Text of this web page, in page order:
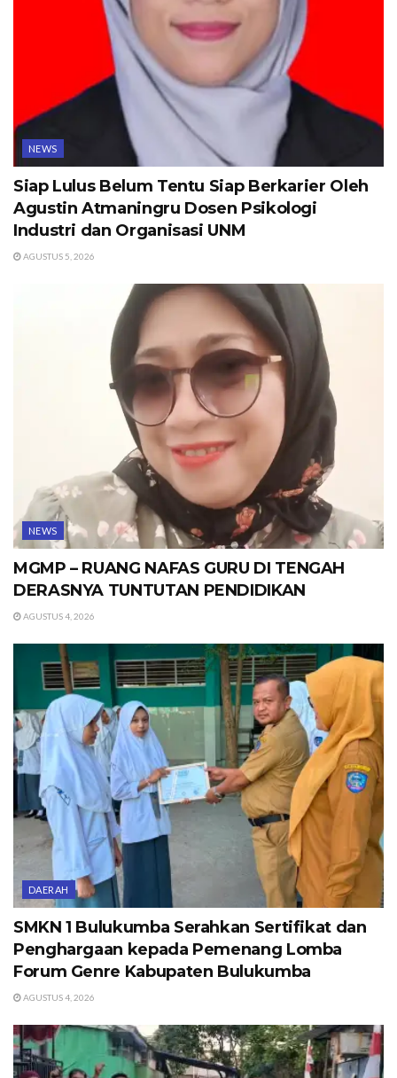
NEWS
Siap Lulus Belum Tentu Siap Berkarier Oleh
Agustin Atmaningru Dosen Psikologi
Industri dan Organisasi UNM
AGUSTUS 5, 2026
NEWS
MGMP – RUANG NAFAS GURU DI TENGAH
DERASNYA TUNTUTAN PENDIDIKAN
AGUSTUS 4, 2026
DAERAH
SMKN 1 Bulukumba Serahkan Sertifikat dan
Penghargaan kepada Pemenang Lomba
Forum Genre Kabupaten Bulukumba
AGUSTUS 4, 2026